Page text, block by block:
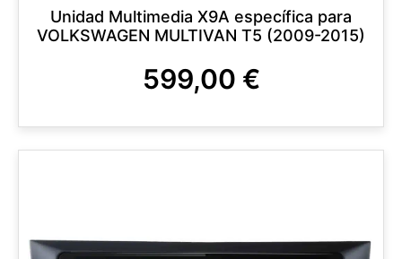
Unidad Multimedia X9A específica para
VOLKSWAGEN MULTIVAN T5 (2009-2015)
599,00 €